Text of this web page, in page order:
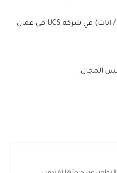
مطلوب مهندس كهرباء (ذكر / اناث) في شركة UCS في عمان